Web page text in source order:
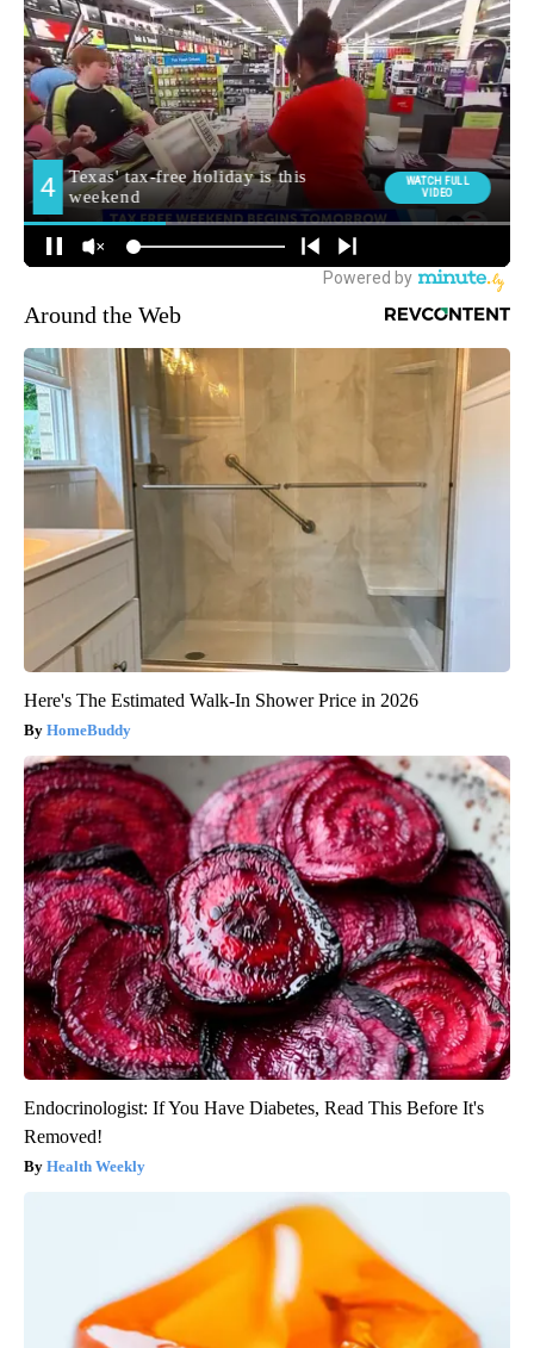
Around the Web
Here's The Estimated Walk-In Shower Price in 2026
HomeBuddy
Endocrinologist: If You Have Diabetes, Read This Before It's
Removed!
Health Weekly